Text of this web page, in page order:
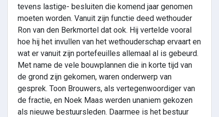
tevens lastige- besluiten die komend jaar genomen
moeten worden. Vanuit zijn functie deed wethouder
Ron van den Berkmortel dat ook. Hij vertelde vooral
hoe hij het invullen van het wethouderschap ervaart en
wat er vanuit zijn portefeuilles allemaal al is gebeurd.
Met name de vele bouwplannen die in korte tijd van
de grond zijn gekomen, waren onderwerp van
gesprek. Toon Brouwers, als vertegenwoordiger van
de fractie, en Noek Maas werden unaniem gekozen
als nieuwe bestuursleden. Daarmee is het bestuur